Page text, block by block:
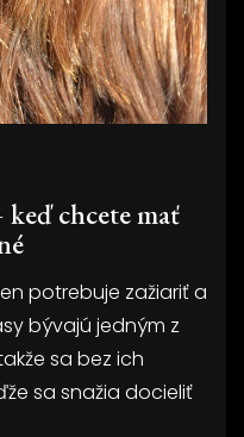
keď chcete mať
potrebuje zažiariť a
bývajú jedným z
sa bez ich
sa snažia docieliť